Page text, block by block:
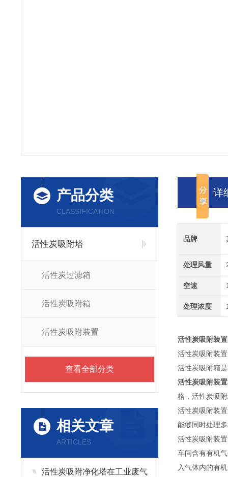
产品分类
CLASSIFICATION
活性炭吸附塔
活性炭过滤箱
活性炭吸附箱
活性炭吸附装置
查看全部分类
相关文章
ARTICLES
活性炭吸附净化塔在工业废气
详
品牌
处理风量
空速
处理浓度
活性炭吸附装
活性炭吸附装
活性炭吸附箱
活性炭吸附装
格，活性炭吸
活性炭吸附装
能够同时处理
活性炭吸附装
车间含有有机
入气体内的有